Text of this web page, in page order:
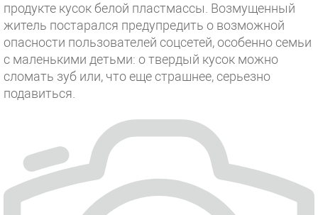
продукте кусок белой пластмассы. Возмущенный
житель постарался предупредить о возможной
опасности пользователей соцсетей, особенно семьи
с маленькими детьми: о твердый кусок можно
сломать зуб или, что еще страшнее, серьезно
подавиться.